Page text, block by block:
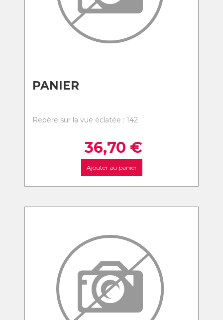
PANIER
Repère sur la vue éclatée : 142
36,70 €
Ajouter au panier